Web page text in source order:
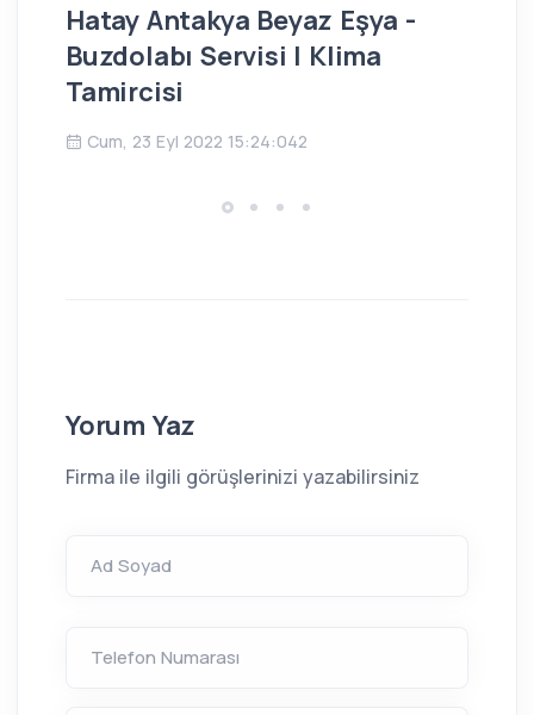
Hatay Antakya Beyaz Eşya -
Buzdolabı Servisi | Klima
Tamircisi
Cum, 23 Eyl 2022 15:24:042
Yorum Yaz
Firma ile ilgili görüşlerinizi yazabilirsiniz
Ad Soyad
Telefon Numarası